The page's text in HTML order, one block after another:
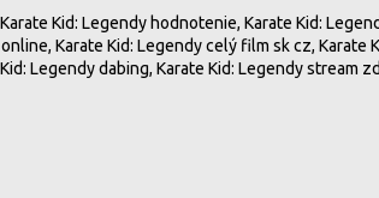
Kid: Legendy hodnotenie, Karate Kid:
Karate Kid: Legendy celý film sk cz,
Legendy dabing, Karate Kid: Legendy